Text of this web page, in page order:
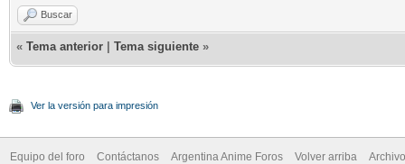
Buscar
« Tema anterior Tema siguiente »
Ver la versión para impresión
Equipo del foro Contáctanos Argentina Anime Foros Volver arriba